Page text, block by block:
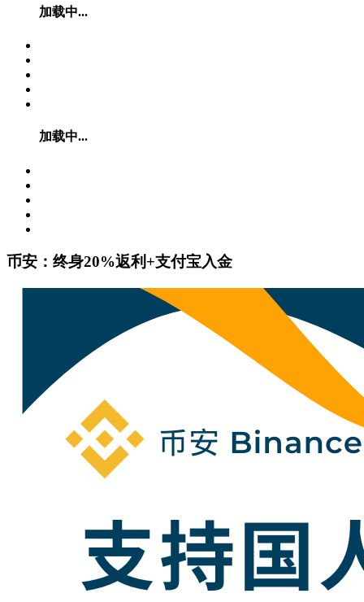
加载中...
加载中...
币安：终身20%返利+支付宝入金